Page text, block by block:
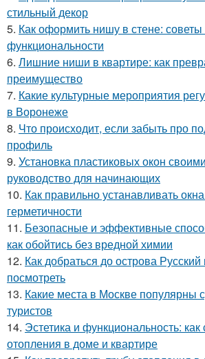
стильный декор
5. Как оформить нишу в стене: советы
функциональности
6. Лишние ниши в квартире: как
преимущество
7. Какие культурные мероприятия
в Воронеже
8. Что происходит, если забыть про
профиль
9. Установка пластиковых окон
руководство для начинающих
10. Как правильно устанавливать
герметичности
11. Безопасные и эффективные
как обойтись без вредной химии
12. Как добраться до острова Русский
посмотреть
13. Какие места в Москве популярны
туристов
14. Эстетика и функциональность: как
отопления в доме и квартире